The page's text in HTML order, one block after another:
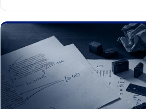
comercial y asegúrate de ser distinto a tu
es lo último; la estrategia es lo primero.